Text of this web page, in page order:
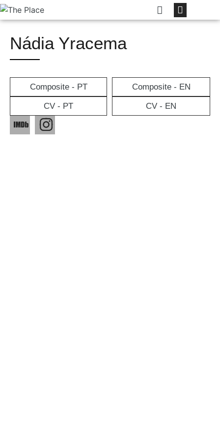
Nádia Yracema
Composite - PT Composite - EN
CV - PT CV - EN